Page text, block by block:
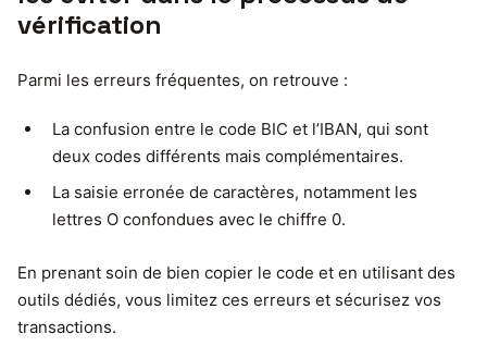
vérification
Parmi les erreurs fréquentes, on retrouve :
La confusion entre le code BIC et l’IBAN, qui sont
deux codes différents mais complémentaires.
La saisie erronée de caractères, notamment les
lettres O confondues avec le chiffre 0.
En prenant soin de bien copier le code et en utilisant des
outils dédiés, vous limitez ces erreurs et sécurisez vos
transactions.